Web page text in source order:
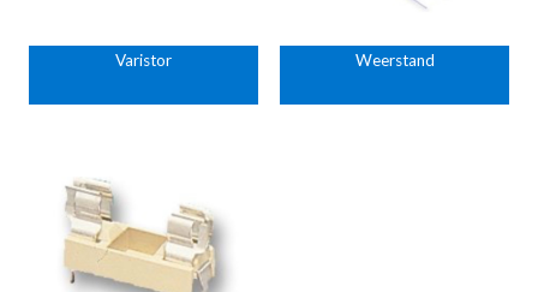
Varistor Weerstand